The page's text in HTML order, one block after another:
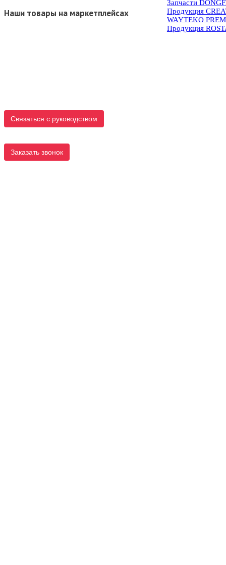
Наши товары на маркетплейсах
Связаться с руководством
Заказать звонок
Запчасти
Продукция
WAYTEKO
Продукция